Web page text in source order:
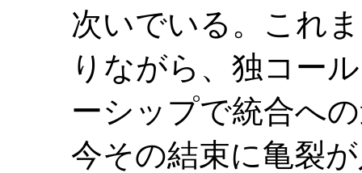
次いでいる。これ
りながら、独コー
ーシップで統合へ
今その結束に亀裂